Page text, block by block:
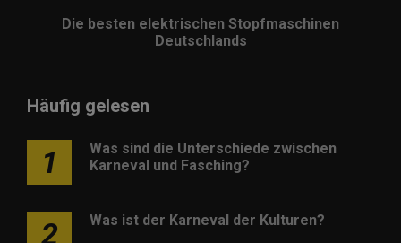
Die besten elektrischen Stopfmaschinen
Deutschlands
Häufig gelesen
1
Was sind die Unterschiede zwischen
Karneval und Fasching?
2 Was ist der Karneval der Kulturen?